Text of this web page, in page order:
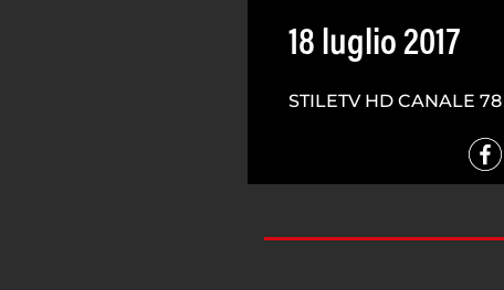
18 luglio 2017
STILETV HD CANALE